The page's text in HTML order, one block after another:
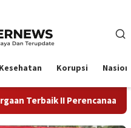
Kesehatan Korupsi
dan Pencapaian Daerah